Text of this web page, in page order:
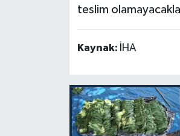
teslim
Kaynak: İHA